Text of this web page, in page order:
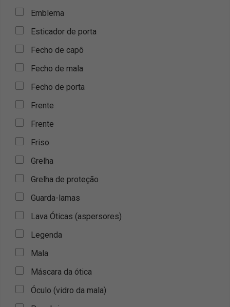
Emblema
Esticador de porta
Fecho de capô
Fecho de mala
Fecho de porta
Frente
Frente
Friso
Grelha
Grelha de proteção
Guarda-lamas
Lava Óticas (aspersores)
Legenda
Mala
Máscara da ótica
Óculo (vidro da mala)